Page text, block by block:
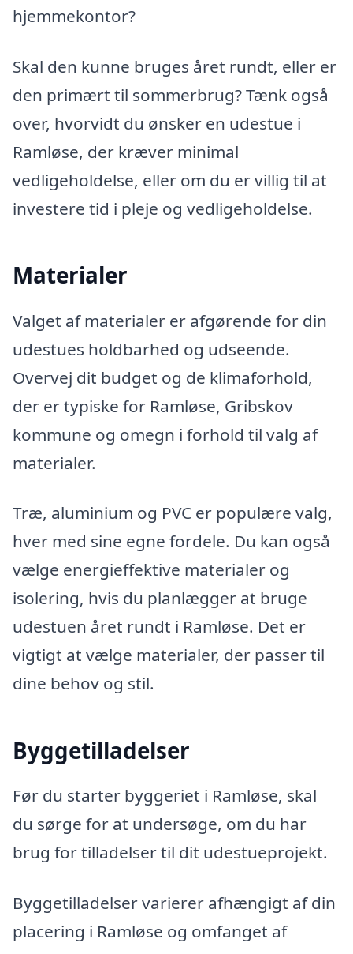
hjemmekontor?
Skal den kunne bruges året rundt, eller er
den primært til sommerbrug? Tænk også
over, hvorvidt du ønsker en udestue i
Ramløse, der kræver minimal
vedligeholdelse, eller om du er villig til at
investere tid i pleje og vedligeholdelse.
Materialer
Valget af materialer er afgørende for din
udestues holdbarhed og udseende.
Overvej dit budget og de klimaforhold,
der er typiske for Ramløse, Gribskov
kommune og omegn i forhold til valg af
materialer.
Træ, aluminium og PVC er populære valg,
hver med sine egne fordele. Du kan også
vælge energieffektive materialer og
isolering, hvis du planlægger at bruge
udestuen året rundt i Ramløse. Det er
vigtigt at vælge materialer, der passer til
dine behov og stil.
Byggetilladelser
Før du starter byggeriet i Ramløse, skal
du sørge for at undersøge, om du har
brug for tilladelser til dit udestueprojekt.
Byggetilladelser varierer afhængigt af din
placering i Ramløse og omfanget af